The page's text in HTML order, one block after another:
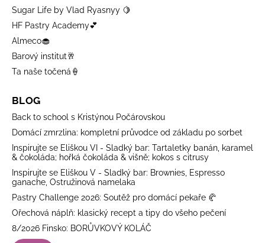
Sugar Life by Vlad Ryasnyy 🍋
HF Pastry Academy💕
Almeco🧁
Barový institut🥂
Ta naše točená🍦
BLOG
Back to school s Kristýnou Počárovskou
Domácí zmrzlina: kompletní průvodce od základu po sorbet
Inspirujte se Eliškou VI - Sladký bar: Tartaletky banán, karamel
& čokoláda; hořká čokoláda & višně; kokos s citrusy
Inspirujte se Eliškou V - Sladký bar: Brownies, Espresso
ganache, Ostružinová namelaka
Pastry Challenge 2026: Soutěž pro domácí pekaře 🥐
Ořechová náplň: klasický recept a tipy do všeho pečení
8/2026 Finsko: BORŮVKOVÝ KOLÁČ